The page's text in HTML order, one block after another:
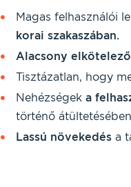
Magas felhasználói
korai szakaszában.
Alacsony
Tisztázatlan, hogy
Nehézségek a
történő
Lassú növekedésa